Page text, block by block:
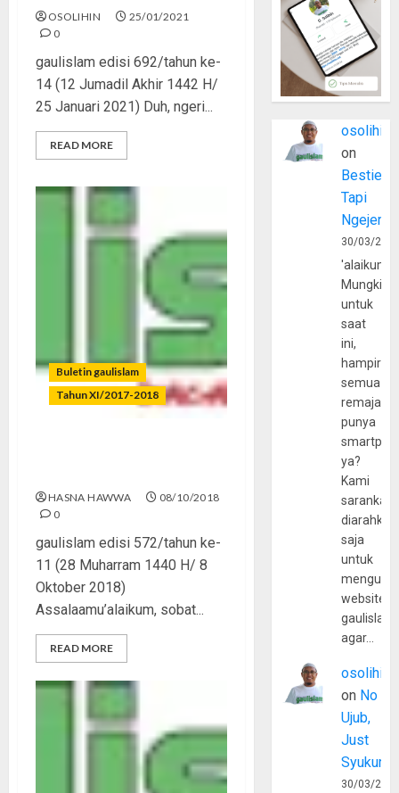
OSOLIHIN
25/01/2021
0
gaulislam edisi 692/tahun ke-
14 (12 Jumadil Akhir 1442 H/
25 Januari 2021) Duh, ngeri...
READ MORE
Buletin gaulislam
Tahun XI/2017-2018
HASNA HAWWA
08/10/2018
0
gaulislam edisi 572/tahun ke-
11 (28 Muharram 1440 H/ 8
Oktober 2018)
Assalaamu’alaikum, sobat...
READ MORE
osolihin
on
Bestie
Tapi
30/03/
Mungkin
untuk
saat
ini,
hampir
semua
remaja
punya
ya?
Kami
sarankan,
diarahkan
saja
untuk
website
agar…
osolihin
on No
Ujub,
Just
Syukur
30/03/